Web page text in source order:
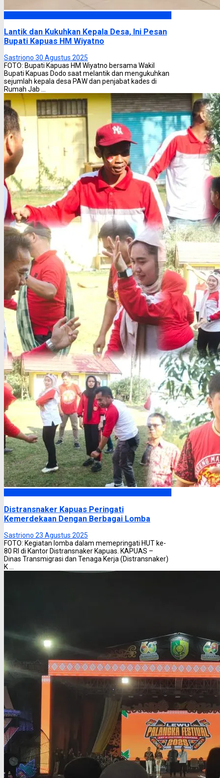
Lantik dan Kukuhkan Kepala Desa, Ini Pesan
Bupati Kapuas HM Wiyatno
Sastriono 30 Agustus 2025
FOTO: Bupati Kapuas HM Wiyatno bersama Wakil
Bupati Kapuas Dodo saat melantik dan mengukuhkan
sejumlah kepala desa PAW dan penjabat kades di
Rumah Jab ...
Distransnaker Kapuas Peringati
Kemerdekaan Dengan Berbagai Lomba
Sastriono 23 Agustus 2025
FOTO: Kegiatan lomba dalam memepringati HUT ke-
80 RI di Kantor Distransnaker Kapuas. KAPUAS –
Dinas Transmigrasi dan Tenaga Kerja (Distransnaker)
K ...